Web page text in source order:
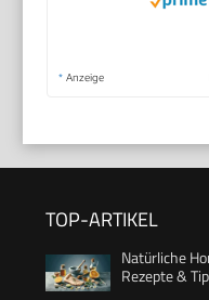
* Anzeige
TOP-ARTIKEL
Natürliche
Rezepte &